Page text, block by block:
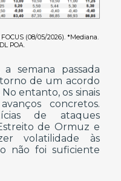
(08/05/2026). *Mediana.
POA.
semana passada
de um acordo
entanto, os sinais
concretos.
de ataques
de Ormuz e
volatilidade às
não foi suficiente